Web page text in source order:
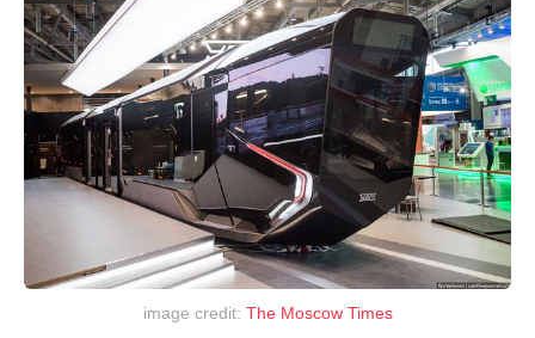
image credit: The Moscow Times